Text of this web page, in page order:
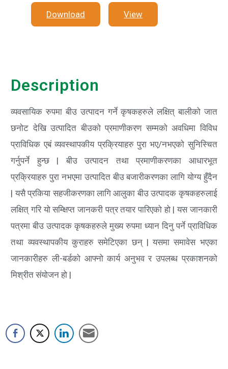
Download View
Description
व्यवसायिक रुपमा बीउ उत्पादन गर्ने कृषकहरुले लक्षित् बालीको जात
छनोट देखि उत्पादित बीउको प्रमाणीकरण सम्मको अवधिमा विविध
प्राविधिक एबं व्यवस्थापकीय प्रक्रियाहरु पुरा भए/नभएको सुनिस्चित
गर्नुपर्ने हुन्छ | बीउ उत्पादन तथा प्रमाणीकरणका आधारभूत
प्रक्रियाहरु पुरा नभएमा उत्पादित बीउ बजारीकरणका लागि योग्य हुँदैन
| यसै प्रकिया सहजीकरणका लागि आलुका बीउ उत्पादक कृषकहरुलाई
लक्षित् गरि यो सम्क्षिप्त जानकरी पत्र तयार पारिएको हो | यस जानकारी
पत्रमा बीउ उत्पादक कृषकहरुले मुख्य रुपमा ध्यान दिनु पर्ने प्राविधिक
तथा व्यवस्थापकीय कुराहरु समेटिएका छन् | यसमा समावेस भएका
जानकारीहरु ली-बर्डको आफ्नो कार्य अनुभव र उपलब्ध प्रकाशनको
मिश्रीत संयोजन हो |